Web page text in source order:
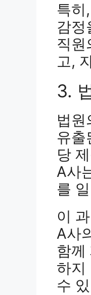
특히
감정
직원
고,
3.
법
유출
당
A사
를
이
A사
함께
하지
수